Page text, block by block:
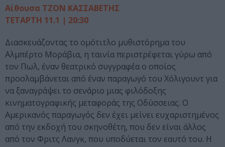
Αίθουσα ΤΖΟΝ ΚΑΣΣΑΒΕΤΗΣ
ΤΕΤΑΡΤΗ 11.1 | 20:30
Διασκευάζοντας το ομότιτλο μυθιστόρημα του
Αλμπέρτο Μοράβια, η ταινία περιστρέφεται γύρω από
τον Πωλ, έναν θεατρικό συγγραφέα ο οποίος
προσλαμβάνεται από έναν παραγωγό του Χόλιγουντ για
να ξαναγράψει το σενάριο μιας φιλόδοξης
κινηματογραφικής μεταφοράς της Οδύσσειας. Ο
Αμερικανός παραγωγός δεν έχει μείνει ευχαριστημένος
από την εκδοχή του σκηνοθέτη, που δεν είναι άλλος
από τον Φριτς Λανγκ, που υποδύεται τον εαυτό του. H